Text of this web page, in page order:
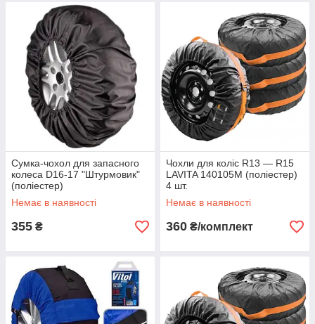
Сумка-чохол для запасного
колеса D16-17 "Штурмовик"
(поліестер)
Немає в наявності
355 ₴
Чохли для коліс R13 — R15
LAVITA 140105M (поліестер)
4 шт.
Немає в наявності
360 ₴/комплект